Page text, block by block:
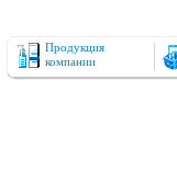
Продукция
компании